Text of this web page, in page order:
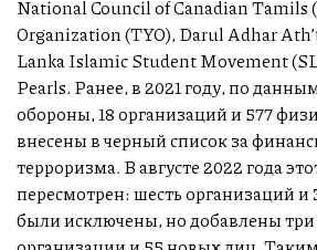
National Council of Canadian Tamils
Organization (TYO), Darul Adhar
Lanka Islamic Student Movement
Pearls. Ранее, в 2021 году, по
обороны, 18 организаций и 577
внесены в черный список за
терроризма. В августе 2022 года
пересмотрен: шесть организаций и
были исключены, но добавлены